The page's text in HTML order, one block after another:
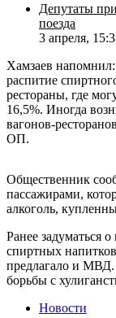
Депутаты
поезда‍
3 апреля,
Хамзаев
распитие
рестораны, где
16,5%. Иногда
вагонов-
ОП.
Общественник
пассажирами,
алкоголь,
Ранее задуматься
спиртных
предлагало и МВД.
борьбы с
Новости